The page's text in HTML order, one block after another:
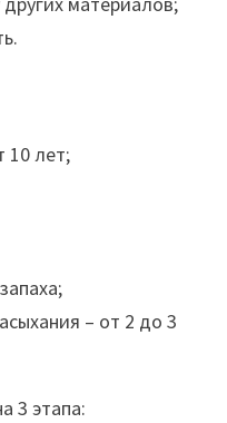
10 лет;
– от 2 до 3
3 этапа: